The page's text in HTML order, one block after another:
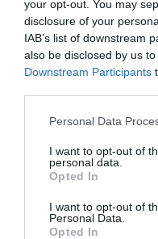
your opt-out. You may
disclosure of your
IAB’s list of downstream
also be disclosed by us
Downstream Participants
Personal Data
I want to opt-out of
personal data.
Opted In
I want to opt-out of
Personal Data.
Opted In